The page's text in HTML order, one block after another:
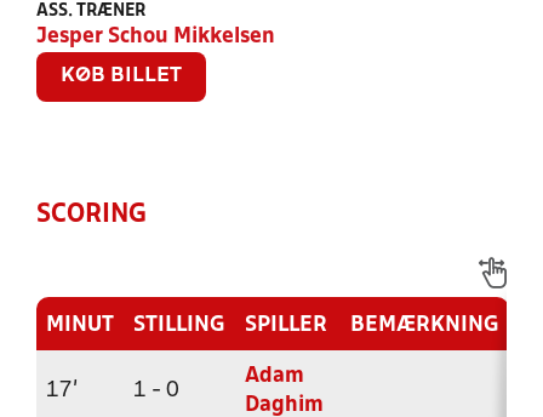
ASS. TRÆNER
Jesper Schou Mikkelsen
KØB BILLET
SCORING
MINUT STILLING SPILLER BEMÆRKNING
17' 1 - 0
Adam
Daghim